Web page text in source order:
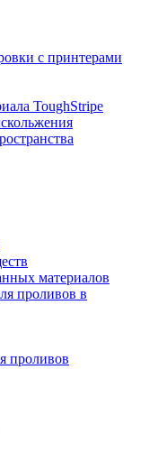
с принтерами
ToughStripe
материалов
проливов в
проливов